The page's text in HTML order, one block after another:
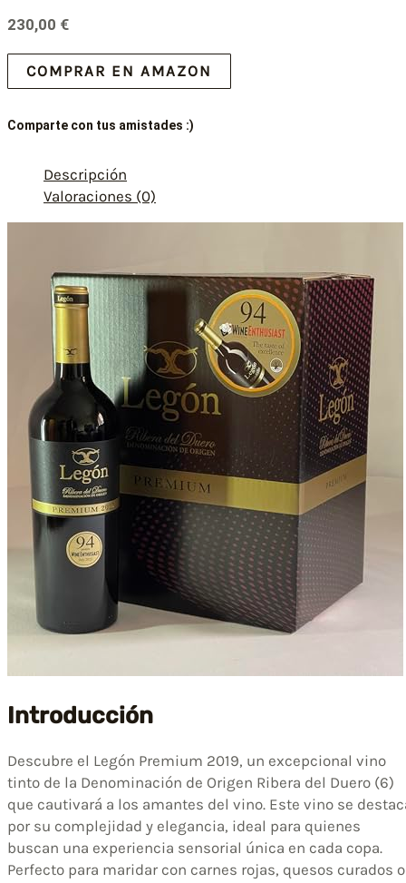
230,00 €
COMPRAR EN AMAZON
Comparte con tus amistades :)
Descripción
Valoraciones (0)
Introducción
Descubre el Legón Premium 2019, un excepcional vino
tinto de la Denominación de Origen Ribera del Duero (6)
que cautivará a los amantes del vino. Este vino se
por su complejidad y elegancia, ideal para quienes
buscan una experiencia sensorial única en cada copa.
Perfecto para maridar con carnes rojas, quesos curados o